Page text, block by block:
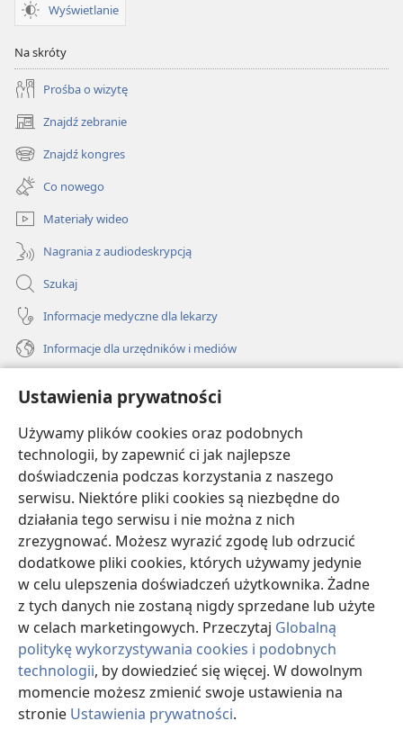
Ustawienia prywatności
Używamy plików cookies oraz podobnych
technologii, by zapewnić ci jak najlepsze
doświadczenia podczas korzystania z naszego
serwisu. Niektóre pliki cookies są niezbędne do
działania tego serwisu i nie można z nich
zrezygnować. Możesz wyrazić zgodę lub odrzucić
dodatkowe pliki cookies, których używamy jedynie
w celu ulepszenia doświadczeń użytkownika. Żadne
z tych danych nie zostaną nigdy sprzedane lub użyte
w celach marketingowych. Przeczytaj Globalną
politykę wykorzystywania cookies i podobnych
technologii, by dowiedzieć się więcej. W dowolnym
momencie możesz zmienić swoje ustawienia na
stronie Ustawienia prywatności.
Wyświetlanie
Na skróty
Prośba o wizytę
Znajdź zebranie
(opens
new
window)
Znajdź kongres
(opens
new
window)
Co nowego
Materiały wideo
Nagrania z audiodeskrypcją
Szukaj
Informacje medyczne dla lekarzy
Informacje dla urzędników i mediów
Darowizny
(opens
new
window)BIBLIOTEKA INTERNETOWA Strażnicy
(opens
new
window)JW Hub
(opens
new
window)JW Library
Watchtower Library
Copyright© 2026 Watch Tower Bible and Tract Society of Pennsylvania.
WARUNKI UŻYTKOWANIA| POLITYKA PRYWATNOŚCI
PRYWATNOŚCI